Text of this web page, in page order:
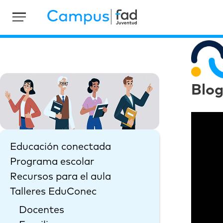
Educación conectada
Programa escolar
Recursos para el aula
Talleres EduConec
Docentes
Blog